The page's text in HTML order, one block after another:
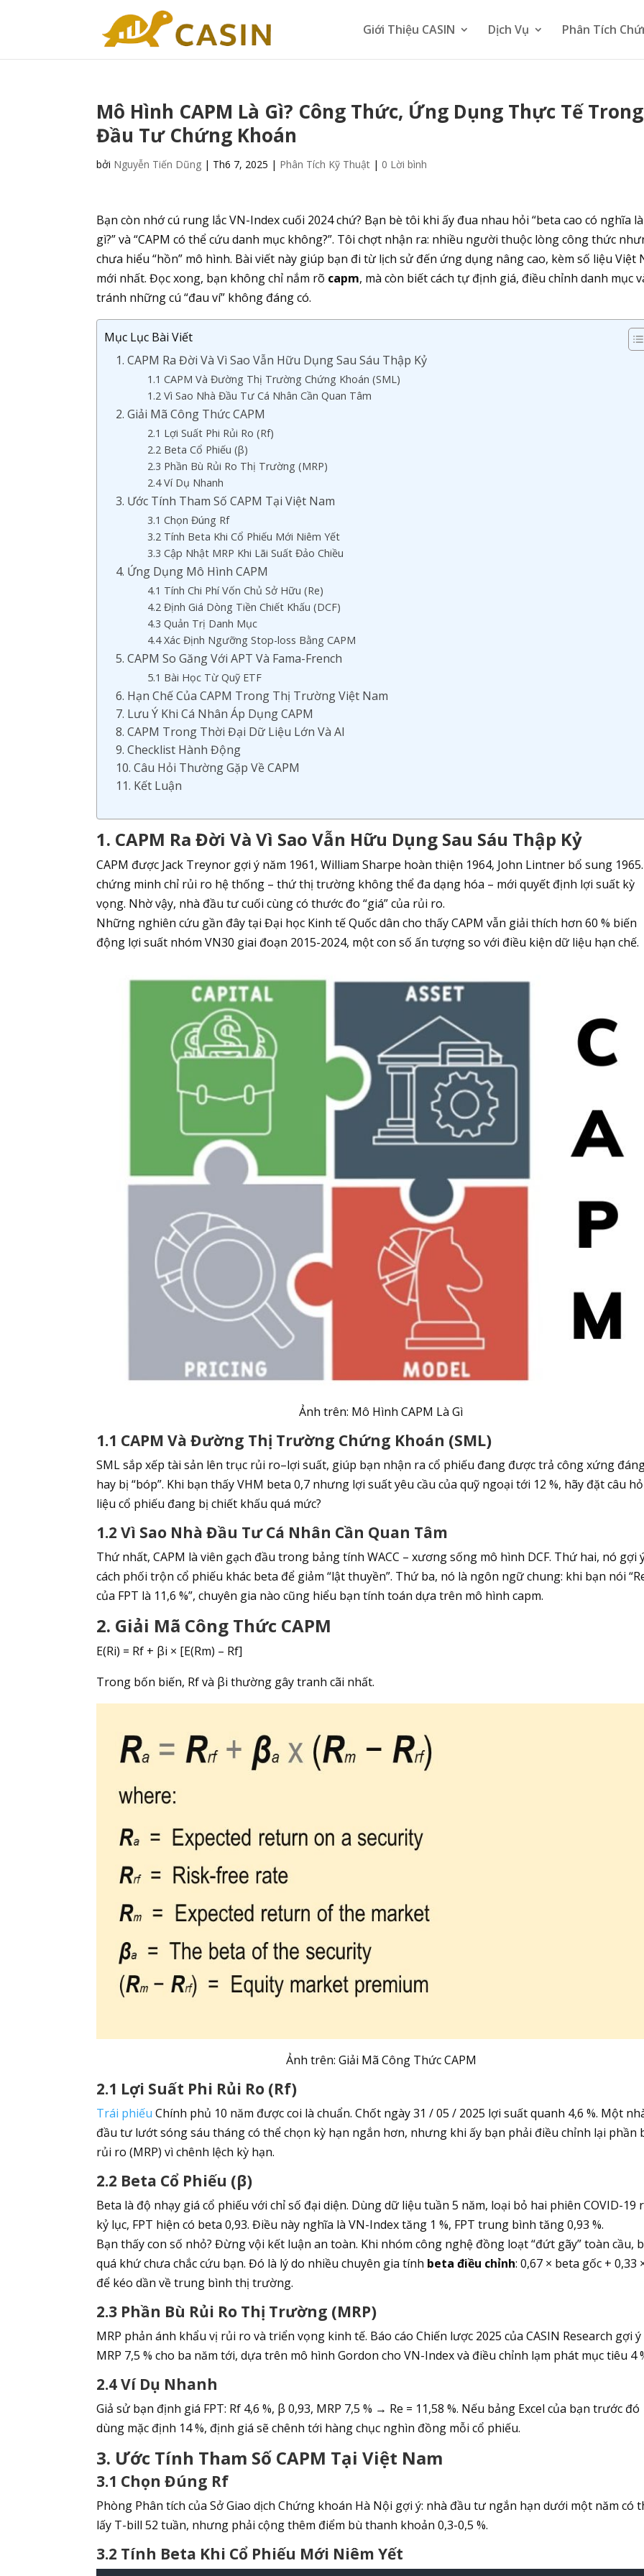
Giới Thiệu CASIN Dịch Vụ Phân Tích
Mô Hình CAPM Là Gì? Công Thức, Ứng Dụng Thực Tế Trong
Đầu Tư Chứng Khoán
bởi Nguyễn Tiến Dũng | Th6 7, 2025 | Phân Tích Kỹ Thuật | 0 Lời bình
Bạn còn nhớ cú rung lắc VN-Index cuối 2024 chứ? Bạn bè tôi khi ấy đua nhau hỏi “beta cao có nghĩa là
gì?” và “CAPM có thể cứu danh mục không?”. Tôi chợt nhận ra: nhiều người thuộc lòng công thức
chưa hiểu “hồn” mô hình. Bài viết này giúp bạn đi từ lịch sử đến ứng dụng nâng cao, kèm số liệu Việt
mới nhất. Đọc xong, bạn không chỉ nắm rõ capm, mà còn biết cách tự định giá, điều chỉnh danh mục
tránh những cú “đau ví” không đáng có.
Mục Lục Bài Viết
1. CAPM Ra Đời Và Vì Sao Vẫn Hữu Dụng Sau Sáu Thập Kỷ
1.1 CAPM Và Đường Thị Trường Chứng Khoán (SML)
1.2 Vì Sao Nhà Đầu Tư Cá Nhân Cần Quan Tâm
2. Giải Mã Công Thức CAPM
2.1 Lợi Suất Phi Rủi Ro (Rf)
2.2 Beta Cổ Phiếu (β)
2.3 Phần Bù Rủi Ro Thị Trường (MRP)
2.4 Ví Dụ Nhanh
3. Ước Tính Tham Số CAPM Tại Việt Nam
3.1 Chọn Đúng Rf
3.2 Tính Beta Khi Cổ Phiếu Mới Niêm Yết
3.3 Cập Nhật MRP Khi Lãi Suất Đảo Chiều
4. Ứng Dụng Mô Hình CAPM
4.1 Tính Chi Phí Vốn Chủ Sở Hữu (Re)
4.2 Định Giá Dòng Tiền Chiết Khấu (DCF)
4.3 Quản Trị Danh Mục
4.4 Xác Định Ngưỡng Stop-loss Bằng CAPM
5. CAPM So Găng Với APT Và Fama-French
5.1 Bài Học Từ Quỹ ETF
6. Hạn Chế Của CAPM Trong Thị Trường Việt Nam
7. Lưu Ý Khi Cá Nhân Áp Dụng CAPM
8. CAPM Trong Thời Đại Dữ Liệu Lớn Và AI
9. Checklist Hành Động
10. Câu Hỏi Thường Gặp Về CAPM
11. Kết Luận
1. CAPM Ra Đời Và Vì Sao Vẫn Hữu Dụng Sau Sáu Thập Kỷ
CAPM được Jack Treynor gợi ý năm 1961, William Sharpe hoàn thiện 1964, John Lintner bổ sung
chứng minh chỉ rủi ro hệ thống – thứ thị trường không thể đa dạng hóa – mới quyết định lợi suất kỳ
vọng. Nhờ vậy, nhà đầu tư cuối cùng có thước đo “giá” của rủi ro.
Những nghiên cứu gần đây tại Đại học Kinh tế Quốc dân cho thấy CAPM vẫn giải thích hơn 60 % biến
động lợi suất nhóm VN30 giai đoạn 2015-2024, một con số ấn tượng so với điều kiện dữ liệu hạn chế.
Ảnh trên: Mô Hình CAPM Là Gì
1.1 CAPM Và Đường Thị Trường Chứng Khoán (SML)
SML sắp xếp tài sản lên trục rủi ro–lợi suất, giúp bạn nhận ra cổ phiếu đang được trả công xứng
hay bị “bóp”. Khi bạn thấy VHM beta 0,7 nhưng lợi suất yêu cầu của quỹ ngoại tới 12 %, hãy đặt câu
liệu cổ phiếu đang bị chiết khấu quá mức?
1.2 Vì Sao Nhà Đầu Tư Cá Nhân Cần Quan Tâm
Thứ nhất, CAPM là viên gạch đầu trong bảng tính WACC – xương sống mô hình DCF. Thứ hai, nó gợi
cách phối trộn cổ phiếu khác beta để giảm “lật thuyền”. Thứ ba, nó là ngôn ngữ chung: khi bạn nói
của FPT là 11,6 %”, chuyên gia nào cũng hiểu bạn tính toán dựa trên mô hình capm.
2. Giải Mã Công Thức CAPM
E(Ri) = Rf + βi × [E(Rm) – Rf]
Trong bốn biến, Rf và βi thường gây tranh cãi nhất.
Ảnh trên: Giải Mã Công Thức CAPM
2.1 Lợi Suất Phi Rủi Ro (Rf)
Trái phiếu Chính phủ 10 năm được coi là chuẩn. Chốt ngày 31 / 05 / 2025 lợi suất quanh 4,6 %. Một
đầu tư lướt sóng sáu tháng có thể chọn kỳ hạn ngắn hơn, nhưng khi ấy bạn phải điều chỉnh lại phần
rủi ro (MRP) vì chênh lệch kỳ hạn.
2.2 Beta Cổ Phiếu (β)
Beta là độ nhạy giá cổ phiếu với chỉ số đại diện. Dùng dữ liệu tuần 5 năm, loại bỏ hai phiên COVID-19
kỷ lục, FPT hiện có beta 0,93. Điều này nghĩa là VN-Index tăng 1 %, FPT trung bình tăng 0,93 %.
Bạn thấy con số nhỏ? Đừng vội kết luận an toàn. Khi nhóm công nghệ đồng loạt “đứt gãy” toàn cầu,
quá khứ chưa chắc cứu bạn. Đó là lý do nhiều chuyên gia tính beta điều chỉnh: 0,67 × beta gốc + 0,33
để kéo dần về trung bình thị trường.
2.3 Phần Bù Rủi Ro Thị Trường (MRP)
MRP phản ánh khẩu vị rủi ro và triển vọng kinh tế. Báo cáo Chiến lược 2025 của CASIN Research gợi ý
MRP 7,5 % cho ba năm tới, dựa trên mô hình Gordon cho VN-Index và điều chỉnh lạm phát mục tiêu 4
2.4 Ví Dụ Nhanh
Giả sử bạn định giá FPT: Rf 4,6 %, β 0,93, MRP 7,5 % → Re = 11,58 %. Nếu bảng Excel của bạn trước đó
dùng mặc định 14 %, định giá sẽ chênh tới hàng chục nghìn đồng mỗi cổ phiếu.
3. Ước Tính Tham Số CAPM Tại Việt Nam
3.1 Chọn Đúng Rf
Phòng Phân tích của Sở Giao dịch Chứng khoán Hà Nội gợi ý: nhà đầu tư ngắn hạn dưới một năm có
lấy T-bill 52 tuần, nhưng phải cộng thêm điểm bù thanh khoản 0,3-0,5 %.
3.2 Tính Beta Khi Cổ Phiếu Mới Niêm Yết